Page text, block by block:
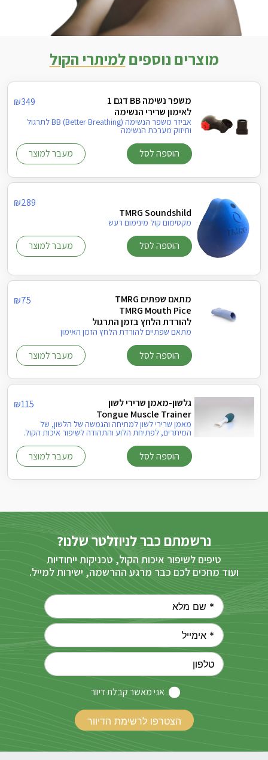
מוצרים נוספיםלמיתרי הקול
משפר נשימה BB דגם 1
לאימון שרירי הנשימה
₪349
אביזר משפר הנשימה (BB (Better Breathing לתרגול
וחיזוק מערכת הנשימה
מעבר למוצר הוספה לסל
TMRG Soundshild
₪289
מקסימום קול מינימום רעש
מעבר למוצר הוספה לסל
מתאם שפתים TMRG
TMRG Mouth Pice
להורדת הלחץ בזמן התרגול
₪75
מתאם שפתיים להורדת הלחץ הזמן האימון
מעבר למוצר הוספה לסל
גלשון-מאמן שרירי לשון
Tongue Muscle Trainer
₪115
מאמן שרירי לשון למתיחה והגמשה של הלשון, של
המיתרים, לפתיחת הלוע והתהודה לשיפור איכות הקול.
מעבר למוצר הוספה לסל
נרשמתם כבר לניוזלטר שלנו?
טיפים לשיפור איכות הקול, טכניקות ייחודיות
ועוד מחכים לכם כבר מרגע ההרשמה, ישירות למייל.
אני מאשר קבלת דיוור